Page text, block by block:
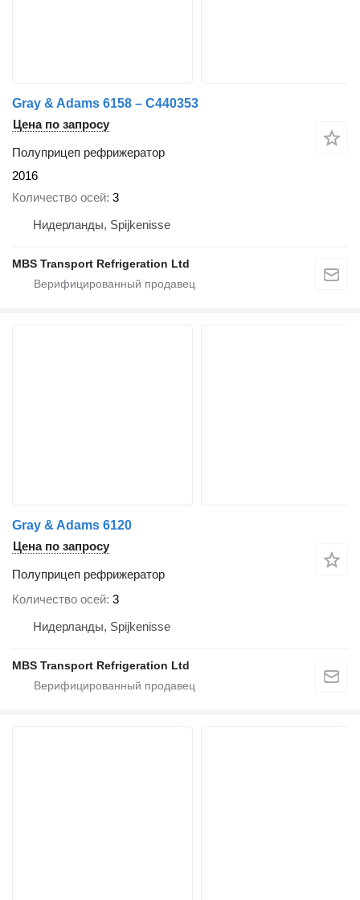
Gray & Adams 6158 – C440353
Цена по запросу
Полуприцеп рефрижератор
2016
Количество осей 3
Нидерланды, Spijkenisse
MBS Transport Refrigeration Ltd
Gray & Adams 6120
Цена по запросу
Полуприцеп рефрижератор
Количество осей 3
Нидерланды, Spijkenisse
MBS Transport Refrigeration Ltd